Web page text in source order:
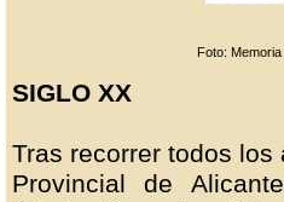
Foto:
SIGLO XX
Tras recorrer todos
Provincial de